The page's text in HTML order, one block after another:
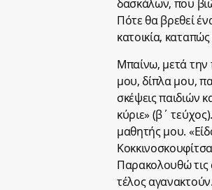
δασκάλων, που
Πότε θα βρεθεί
κατοικία,
Μπαίνω, μετά την
μου, δίπλα μου,
σκέψεις παιδιών
κύριε» (β΄
μαθητής μου.
Παρακολουθώ τις
τέλος